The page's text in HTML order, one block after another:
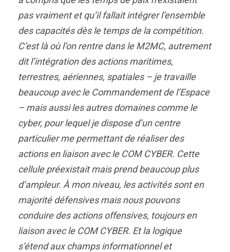
pas vraiment et qu’il fallait intégrer l’ensemble
des capacités dès le temps de la compétition.
C’est là où l’on rentre dans le M2MC, autrement
dit l’intégration des actions maritimes,
terrestres, aériennes, spatiales – je travaille
beaucoup avec le Commandement de l’Espace
– mais aussi les autres domaines comme le
cyber, pour lequel je dispose d’un centre
particulier me permettant de réaliser des
actions en liaison avec le COM CYBER. Cette
cellule préexistait mais prend beaucoup plus
d’ampleur. À mon niveau, les activités sont en
majorité défensives mais nous pouvons
conduire des actions offensives, toujours en
liaison avec le COM CYBER. Et la logique
s’étend aux champs informationnel et